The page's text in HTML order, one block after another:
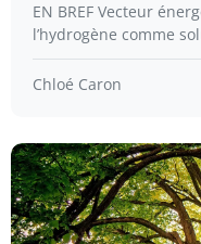
EN BREF Vecteur
l’hydrogène comme
Chloé Caron